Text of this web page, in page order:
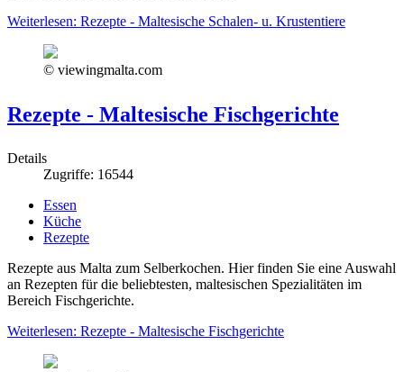
Weiterlesen: Rezepte - Maltesische Schalen- u. Krustentiere
© viewingmalta.com
Rezepte - Maltesische Fischgerichte
Details
Zugriffe: 16544
Essen
Küche
Rezepte
Rezepte aus Malta zum Selberkochen. Hier finden Sie eine Auswahl
an Rezepten für die beliebtesten, maltesischen Spezialitäten im
Bereich Fischgerichte.
Weiterlesen: Rezepte - Maltesische Fischgerichte